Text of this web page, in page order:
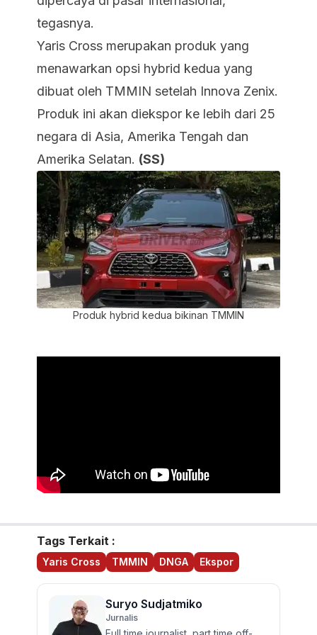
tegasnya.
Yaris Cross merupakan produk yang
menawarkan opsi hybrid kedua yang
dibuat oleh TMMIN setelah Innova Zenix.
Produk ini akan diekspor ke lebih dari 25
negara di Asia, Amerika Tengah dan
Amerika Selatan. (SS)
Produk hybrid kedua bikinan TMMIN
Tags Terkait :
Yaris Cross TMMIN DNGA Ekspor
Suryo Sudjatmiko
Jurnalis